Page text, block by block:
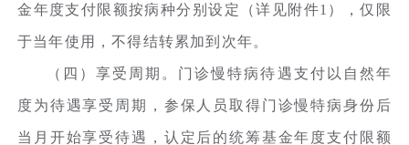
金年度支付限额按病种分别设定（详见附件1），仅限
于当年使用，不得结转累加到次年。
（四）享受周期。门诊慢特病待遇支付以自然年
度为待遇享受周期，参保人员取得门诊慢特病身份后
当月开始享受待遇，认定后的统筹基金年度支付限额